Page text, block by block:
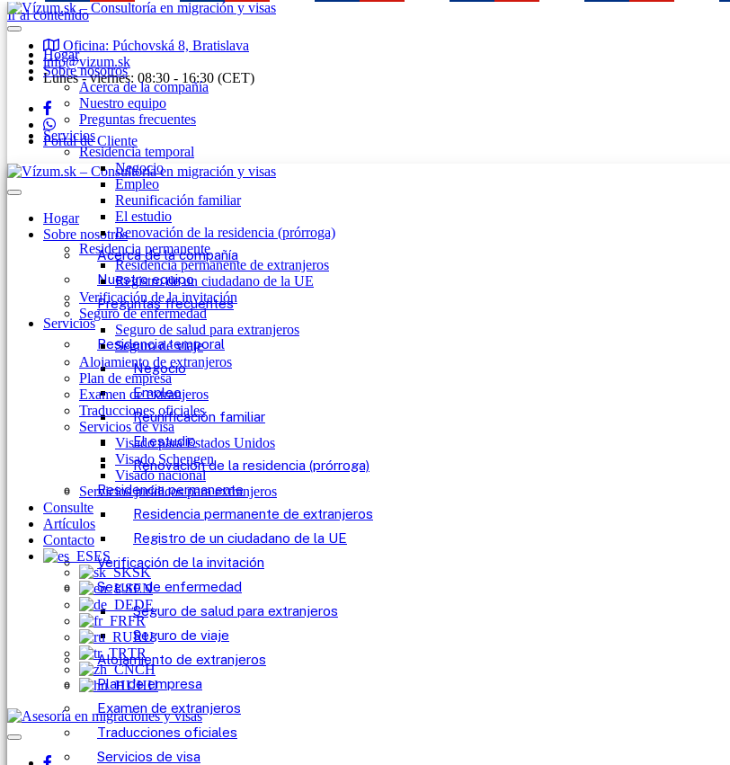
Ir al contenido
Oficina: Púchovská 8, Bratislava
info@vizum.sk
Lunes - viernes: 08:30 - 16:30 (CET)
Portal de Cliente
Hogar
Sobre nosotros
Acerca de la compañía
Nuestro equipo
Preguntas frecuentes
Servicios
Residencia temporal
Negocio
Empleo
Reunificación familiar
El estudio
Renovación de la residencia (prórroga)
Residencia permanente
Residencia permanente de extranjeros
Registro de un ciudadano de la UE
Verificación de la invitación
Seguro de enfermedad
Seguro de salud para extranjeros
Seguro de viaje
Alojamiento de extranjeros
Plan de empresa
Examen de extranjeros
Traducciones oficiales
Servicios de visa
Hogar
Sobre nosotros
Acerca de la compañía
Nuestro equipo
Preguntas frecuentes
Servicios
Residencia temporal
Negocio
Empleo
Reunificación familiar
El estudio
Renovación de la residencia (prórroga)
Residencia permanente
Residencia permanente de extranjeros
Registro de un ciudadano de la UE
Verificación de la invitación
Seguro de enfermedad
Seguro de salud para extranjeros
Seguro de viaje
Alojamiento de extranjeros
Plan de empresa
Examen de extranjeros
Traducciones oficiales
Servicios de visa
Visado para Estados Unidos
Visado Schengen
Visado nacional
Servicios jurídicos para extranjeros
Consulte
Artículos
Contacto
ES
SK
EN
DE
FR
RU
TR
CH
HU